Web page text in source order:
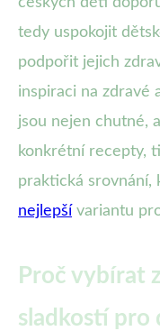
tedy uspokojit
podpořit jejich
inspiraci na zdravé
jsou nejen chutné,
konkrétní recepty,
praktická srovnání,
nejlepší variantu
Proč vybírat
sladkostí pro